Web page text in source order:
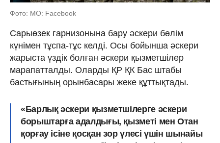
Фото: МО: Facebook
Сарыөзек гарнизонына бару әскери бөлім
күнімен тұспа-тұс келді. Осы бойынша әскери
жарыста үздік болған әскери қызметшілер
марапатталды. Оларды ҚР ҚК Бас штабы
бастығының орынбасары жеке құттықтады.
«Барлық әскери қызметшілерге әскери
борыштарға адалдығы, қызметі мен Отан
қорғау ісіне қосқан зор үлесі үшін шынайы